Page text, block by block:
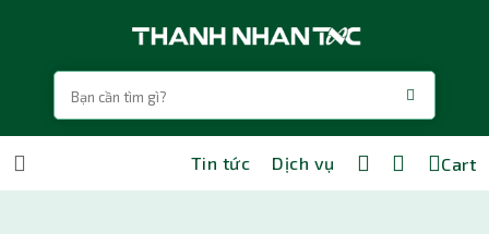
Tin tức Dịch vụ Cart